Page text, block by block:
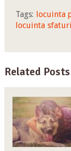
Tags: locuinta
locuinta
Related Posts